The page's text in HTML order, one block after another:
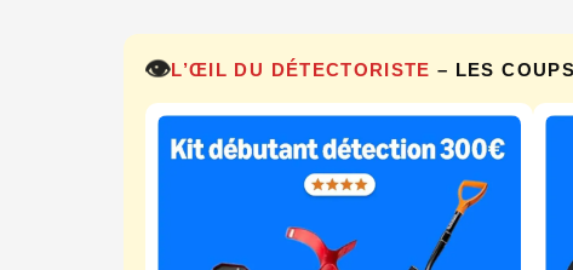
👁️L’ŒIL DU DÉTECTORISTE – LES